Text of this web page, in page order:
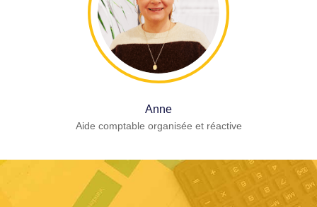
Anne
Aide comptable organisée et réactive